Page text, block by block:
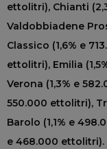
ettolitri), Chianti
Valdobbiadene
Classico (1,6% e
ettolitri), Emilia
Verona (1,3% e
550.000 ettolitri),
Barolo (1,1% e
e 468.000 ettolitri).